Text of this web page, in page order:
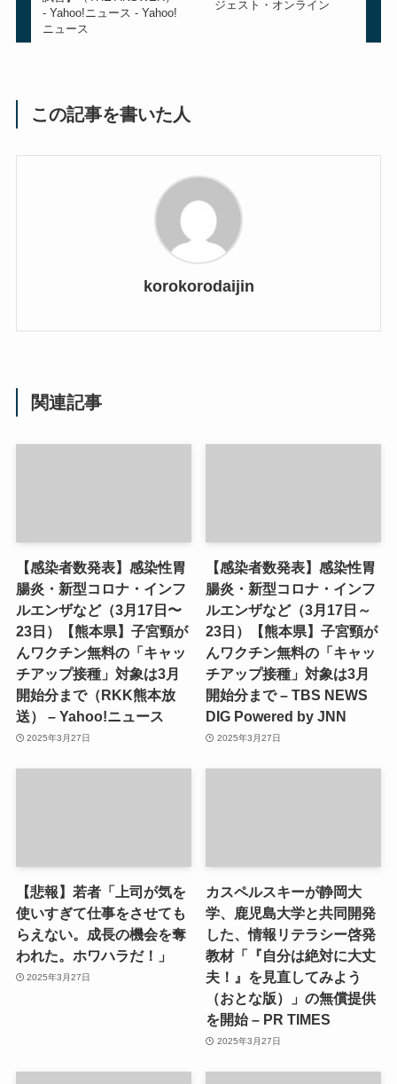
- Yahoo!ニュース - Yahoo!
ニュース
ジェスト・オンライン
この記事を書いた人
korokorodaijin
関連記事
【感染者数発表】感染性胃
腸炎・新型コロナ・インフ
ルエンザなど（3月17日〜
23日）【熊本県】子宮頸が
んワクチン無料の「キャッ
チアップ接種」対象は3月
開始分まで（RKK熊本放
送） – Yahoo!ニュース
2025年3月27日
【感染者数発表】感染性胃
腸炎・新型コロナ・インフ
ルエンザなど（3月17日～
23日）【熊本県】子宮頸が
んワクチン無料の「キャッ
チアップ接種」対象は3月
開始分まで – TBS NEWS
DIG Powered by JNN
2025年3月27日
【悲報】若者「上司が気を
使いすぎて仕事をさせても
らえない。成長の機会を奪
われた。ホワハラだ！」
2025年3月27日
カスペルスキーが静岡大
学、鹿児島大学と共同開発
した、情報リテラシー啓発
教材「『自分は絶対に大丈
夫！』を見直してみよう
（おとな版）」の無償提供
を開始 – PR TIMES
2025年3月27日